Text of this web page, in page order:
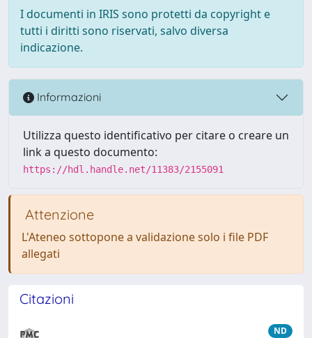
I documenti in IRIS sono protetti da copyright e
tutti i diritti sono riservati, salvo diversa
indicazione.
Informazioni
Utilizza questo identificativo per citare o creare un
link a questo documento:
https://hdl.handle.net/11383/2155091
Attenzione
L'Ateneo sottopone a validazione solo i file PDF
allegati
Citazioni
ND